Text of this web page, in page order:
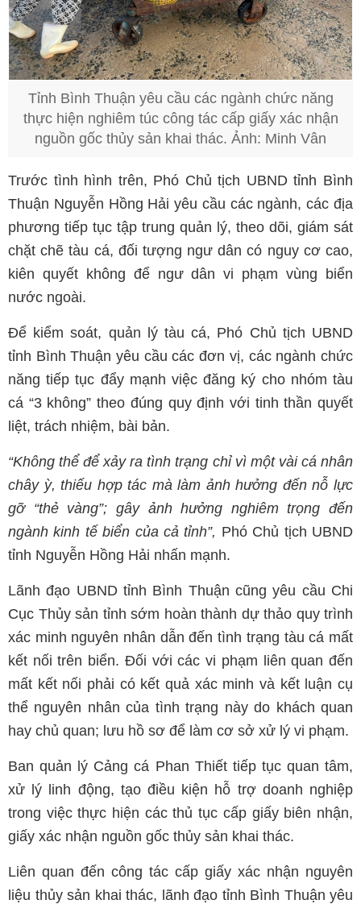
Tỉnh Bình Thuận yêu cầu các ngành chức năng
thực hiện nghiêm túc công tác cấp giấy xác nhận
nguồn gốc thủy sản khai thác. Ảnh: Minh Vân
Trước tình hình trên, Phó Chủ tịch UBND tỉnh Bình
Thuận Nguyễn Hồng Hải yêu cầu các ngành, các địa
phương tiếp tục tập trung quản lý, theo dõi, giám sát
chặt chẽ tàu cá, đối tượng ngư dân có nguy cơ cao,
kiên quyết không để ngư dân vi phạm vùng biển
nước ngoài.
Để kiểm soát, quản lý tàu cá, Phó Chủ tịch UBND
tỉnh Bình Thuận yêu cầu các đơn vị, các ngành chức
năng tiếp tục đẩy mạnh việc đăng ký cho nhóm tàu
cá “3 không” theo đúng quy định với tinh thần quyết
liệt, trách nhiệm, bài bản.
“Không thể để xảy ra tình trạng chỉ vì một vài cá nhân
chây ỳ, thiếu hợp tác mà làm ảnh hưởng đến nỗ lực
gỡ “thẻ vàng”; gây ảnh hưởng nghiêm trọng đến
ngành kinh tế biển của cả tỉnh”, Phó Chủ tịch UBND
tỉnh Nguyễn Hồng Hải nhấn mạnh.
Lãnh đạo UBND tỉnh Bình Thuận cũng yêu cầu Chi
Cục Thủy sản tỉnh sớm hoàn thành dự thảo quy trình
xác minh nguyên nhân dẫn đến tình trạng tàu cá mất
kết nối trên biển. Đối với các vi phạm liên quan đến
mất kết nối phải có kết quả xác minh và kết luận cụ
thể nguyên nhân của tình trạng này do khách quan
hay chủ quan; lưu hồ sơ để làm cơ sở xử lý vi phạm.
Ban quản lý Cảng cá Phan Thiết tiếp tục quan tâm,
xử lý linh động, tạo điều kiện hỗ trợ doanh nghiệp
trong việc thực hiện các thủ tục cấp giấy biên nhận,
giấy xác nhận nguồn gốc thủy sản khai thác.
Liên quan đến công tác cấp giấy xác nhận nguyên
liệu thủy sản khai thác, lãnh đạo tỉnh Bình Thuận yêu